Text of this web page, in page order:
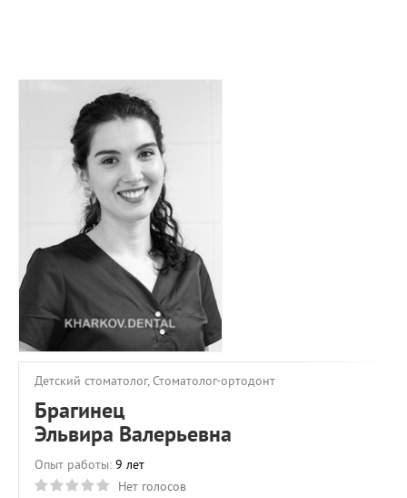
О ПРОЕКТЕ
ОБРАТНАЯ СВЯЗЬ
Детский стоматолог, Стоматолог-ортодонт
Брагинец
Эльвира Валерьевна
Опыт работы: 9 лет
Нет голосов